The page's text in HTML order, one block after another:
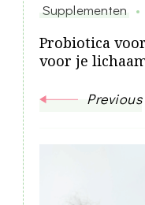
Supplementen
Probiotica
voor je
Previous